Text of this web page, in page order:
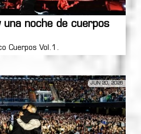
una noche de cuerpos
Cuerpos Vol.1.
JUN 20, 2026